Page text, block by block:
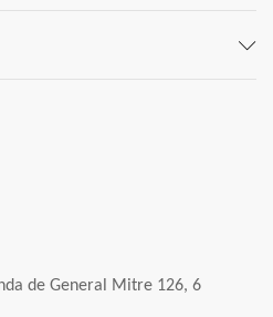
de General Mitre 126, 6